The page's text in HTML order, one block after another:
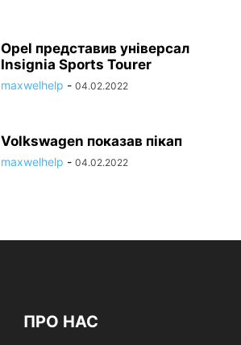
Opel представив універсал
Insignia Sports Tourer
maxwelhelp - 04.02.2022
Volkswagen показав пікап
maxwelhelp - 04.02.2022
ПРО НАС